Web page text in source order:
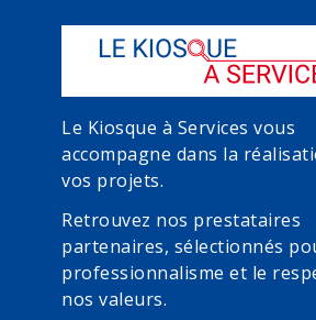
Le Kiosque à Services vous
accompagne dans la
vos projets.
Retrouvez nos prestataires
partenaires, sélectionnés
professionnalisme et le
nos valeurs.